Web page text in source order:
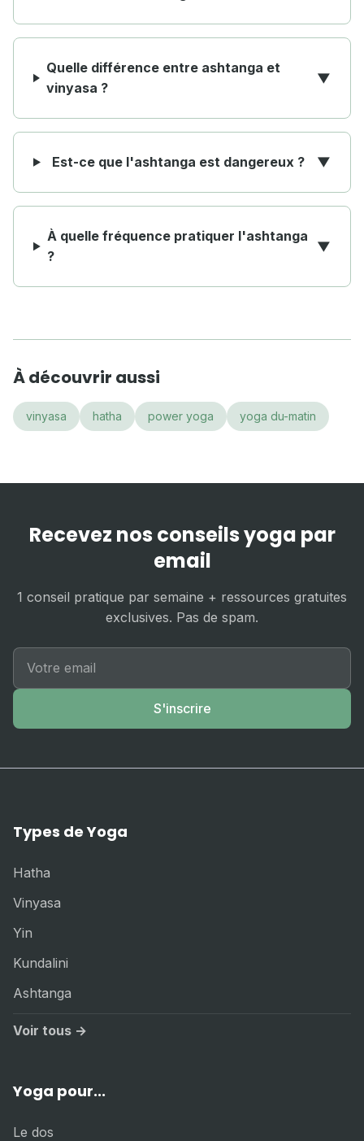
Quelle différence entre ashtanga et
vinyasa ?
▼
Est-ce que l'ashtanga est dangereux ? ▼
À quelle fréquence pratiquer l'ashtanga
?
▼
À découvrir aussi
vinyasa hatha power yoga yoga du-matin
Recevez nos conseils yoga par
email
1 conseil pratique par semaine + ressources gratuites
exclusives. Pas de spam.
S'inscrire
Types de Yoga
Hatha
Vinyasa
Yin
Kundalini
Ashtanga
Voir tous →
Yoga pour...
Le dos